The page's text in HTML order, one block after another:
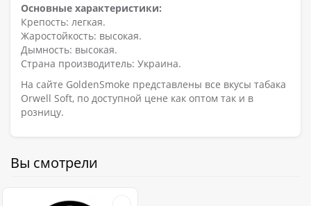
Основные характеристики:
Крепость: легкая.
Жаростойкость: высокая.
Дымность: высокая.
Страна производитель: Украина.
На сайте GoldenSmoke представлены все вкусы табака
Orwell Soft, по доступной цене как оптом так и в
розницу.
Вы смотрели